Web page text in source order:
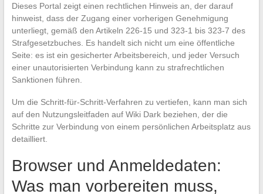
Dieses Portal zeigt einen rechtlichen Hinweis an, der darauf
hinweist, dass der Zugang einer vorherigen Genehmigung
unterliegt, gemäß den Artikeln 226-15 und 323-1 bis 323-7 des
Strafgesetzbuches. Es handelt sich nicht um eine öffentliche
Seite: es ist ein gesicherter Arbeitsbereich, und jeder Versuch
einer unautorisierten Verbindung kann zu strafrechtlichen
Sanktionen führen.
Um die Schritt-für-Schritt-Verfahren zu vertiefen, kann man sich
auf den Nutzungsleitfaden auf Wiki Dark beziehen, der die
Schritte zur Verbindung von einem persönlichen Arbeitsplatz aus
detailliert.
Browser und Anmeldedaten:
Was man vorbereiten muss,